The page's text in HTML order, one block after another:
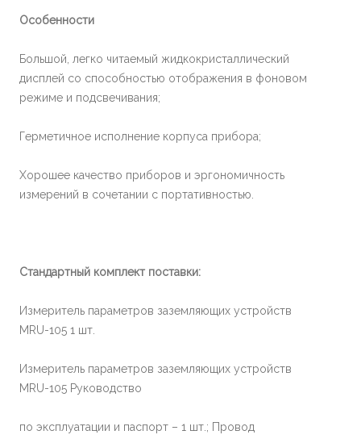
Особенности
Большой, легко читаемый жидкокристаллический
дисплей со способностью отображения в фоновом
режиме и подсвечивания;
Герметичное исполнение корпуса прибора;
Хорошее качество приборов и эргономичность
измерений в сочетании с портативностью.
Стандартный комплект поставки:
Измеритель параметров заземляющих устройств
MRU-105 1 шт.
Измеритель параметров заземляющих устройств
MRU-105 Руководство
по эксплуатации и паспорт – 1 шт.; Провод